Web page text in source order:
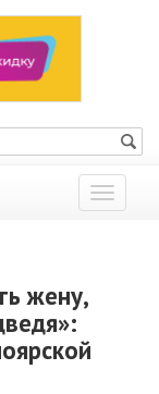
Показать
меню
жену,